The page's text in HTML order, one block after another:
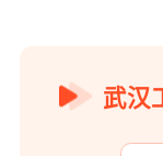
武汉